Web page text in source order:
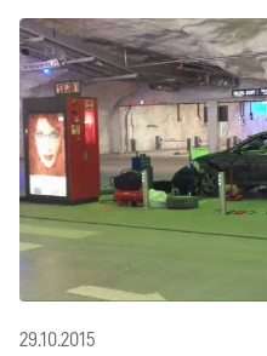
29.10.2015